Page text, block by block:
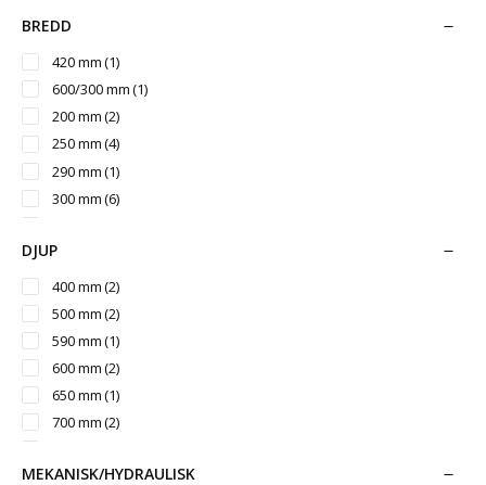
125 l
170 l
180 l(1)
190 l(1)
195 l(1)
200 l(14)
215 l(2)
220 l(1)
BREDD
420 mm(1)
600/300 mm(1)
200 mm(2)
250 mm(4)
290 mm(1)
300 mm(6)
350 mm
380 mm (1)
400 mm (9)
400/200 mm
400/250 mm
405 mm (1)
450 mm (6)
500/300 mm(1)
DJUP
400 mm(2)
500 mm(2)
590 mm(1)
600 mm(2)
650 mm(1)
700 mm(2)
800 mm(1)
MEKANISK/HYDRAULISK